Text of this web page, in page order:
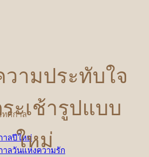
ทศกาล
าลปีใหม่
าลวันแห่งความรัก
วามประทับใจ
ะเช้ารูปแบบ
ใหม่